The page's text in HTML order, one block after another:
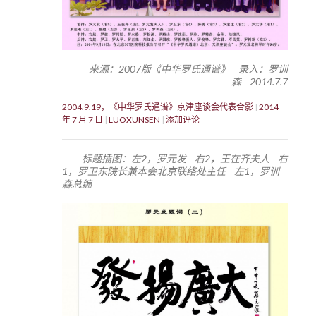
来源：2007版《中华罗氏通谱》 录入：罗训
森 2014.7.7
2004.9.19，《中华罗氏通谱》京津座谈会代表合影 2014
年 7 月 7 日
LUOXUNSEN 添加评论
标题插图：左2，罗元发 右2，王在齐夫人 右
1，罗卫东院长兼本会北京联络处主任 左1，罗训
森总编